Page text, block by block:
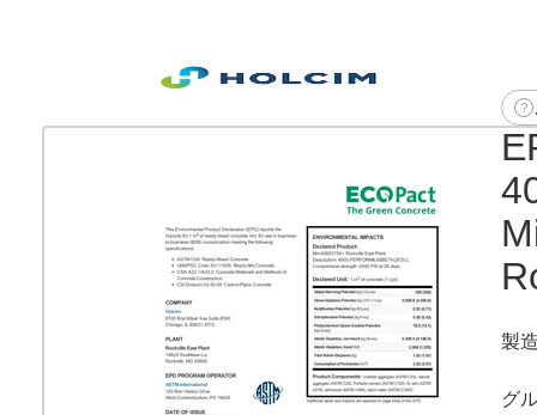
製
グ